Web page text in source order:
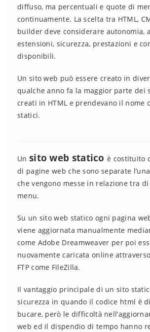
diffuso, ma percentuali e quote di
continuamente. La scelta tra HTML,
builder deve considerare autonomia,
estensioni, sicurezza, prestazioni e
disponibili.
Un sito web può essere creato in
qualche anno fa la maggior parte dei
creati in HTML e prendevano il nome
statici.
Un sito web staticoè costituito
di pagine web che sono separate
che vengono messe in relazione tra
menu.
Su un sito web statico ogni pagina
viene aggiornata manualmente
come Adobe Dreamweaver per poi
nuovamente caricata online
FTP come FileZilla.
Il vantaggio principale di un sito
sicurezza in quando il codice html è
bucare, però le difficoltà
web ed il dispendio di tempo hanno